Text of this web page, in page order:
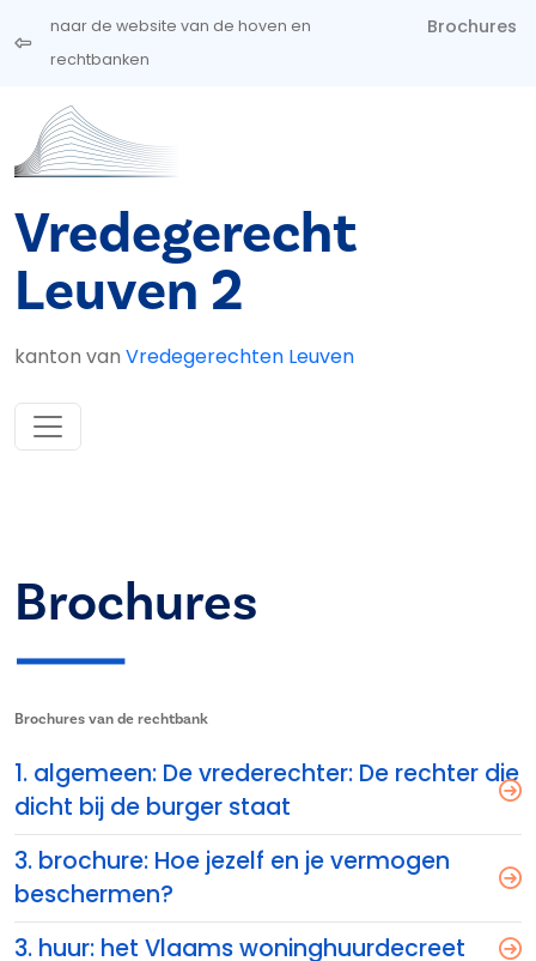
Overslaan en naar de inhoud gaan
naar de website van de hoven en
rechtbanken
Brochures
Vredegerecht
Leuven 2
kanton van Vredegerechten Leuven
Brochures
Brochures van de rechtbank
1. algemeen: De vrederechter: De rechter die
dicht bij de burger staat
3. brochure: Hoe jezelf en je vermogen
beschermen?
3. huur: het Vlaams woninghuurdecreet